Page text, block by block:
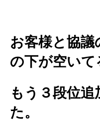
お客様と協議
の下が空いて
もう３段位
た。